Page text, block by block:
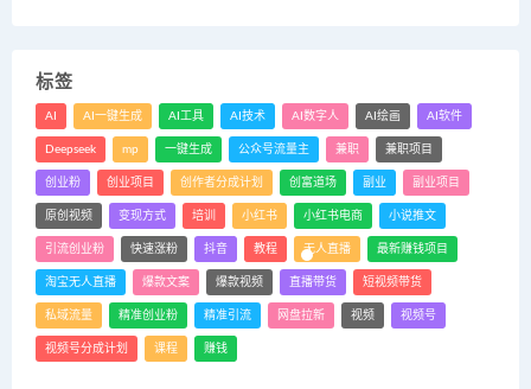
标签
AI AI一键生成 AI工具 AI技术 AI数字人 AI绘画 AI软件
Deepseek mp 一键生成 公众号流量主 兼职 兼职项目
创业粉 创业项目 创作者分成计划 创富道场 副业 副业项目
原创视频 变现方式 培训 小红书 小红书电商 小说推文
引流创业粉 快速涨粉 抖音 教程 无人直播 最新赚钱项目
淘宝无人直播 爆款文案 爆款视频 直播带货 短视频带货
私域流量 精准创业粉 精准引流 网盘拉新 视频 视频号
视频号分成计划 课程 赚钱